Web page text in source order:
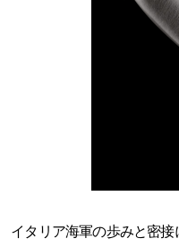
イタリア海軍の歩みと密接